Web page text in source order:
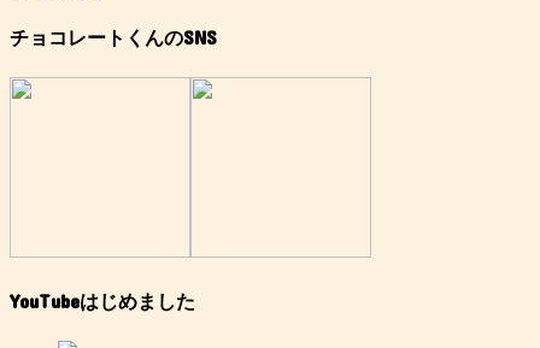
チョコレートくんのSNS
YouTubeはじめました